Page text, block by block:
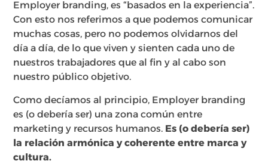
Employer branding, es “basados en la experiencia”.
Con esto nos referimos a que podemos comunicar
muchas cosas, pero no podemos olvidarnos del
día a día, de lo que viven y sienten cada uno de
nuestros trabajadores que al fin y al cabo son
nuestro público objetivo.
Como decíamos al principio, Employer branding
es (o debería ser) una zona común entre
marketing y recursos humanos. Es (o debería ser)
la relación armónica y coherente entre marca y
cultura.